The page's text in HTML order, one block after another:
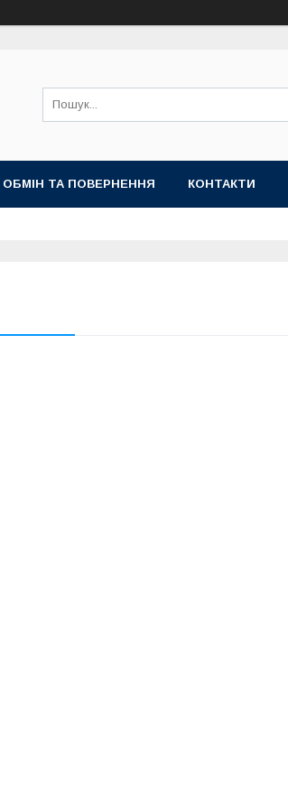
ОБМІН ТА ПОВЕРНЕННЯ КОНТАКТИ